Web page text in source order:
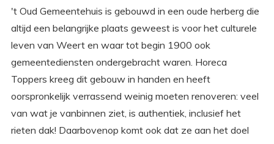
't Oud Gemeentehuis is gebouwd in een oude herberg die
altijd een belangrijke plaats geweest is voor het culturele
leven van Weert en waar tot begin 1900 ook
gemeentediensten ondergebracht waren. Horeca
Toppers kreeg dit gebouw in handen en heeft
oorspronkelijk verrassend weinig moeten renoveren: veel
van wat je vanbinnen ziet, is authentiek, inclusief het
rieten dak! Daarbovenop komt ook dat ze aan het doel